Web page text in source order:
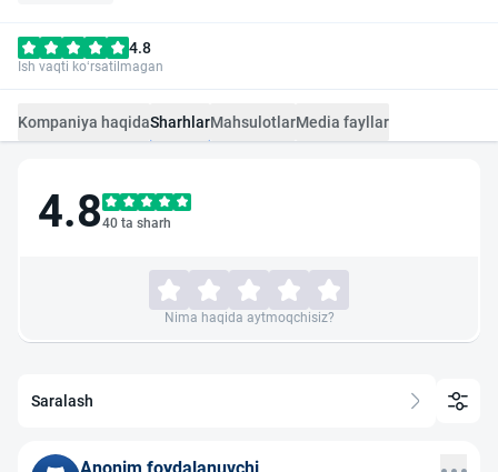
4.8
Ish vaqti ko‘rsatilmagan
Kompaniya haqidaSharhlarMahsulotlarMedia fayllar
4.840 ta sharh
Nima haqida aytmoqchisiz?
Saralash